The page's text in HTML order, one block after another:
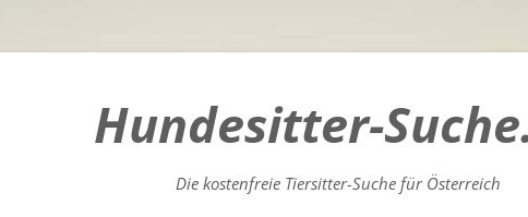
Hundesitter-
Die kostenfreie Tiersitter-Suche für Österreich